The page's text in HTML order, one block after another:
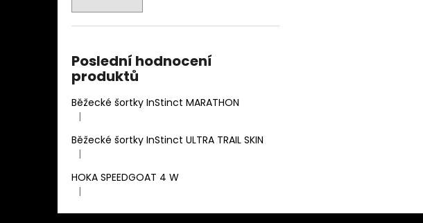
Poslední hodnocení
produktů
Běžecké šortky InStinct MARATHON
Hodnocení produktu je 4 z 5 hvězdiček.
|
Běžecké šortky InStinct ULTRA TRAIL SKIN
Hodnocení produktu je 5 z 5 hvězdiček.
|
HOKA SPEEDGOAT 4 W
Hodnocení produktu je 3 z 5 hvězdiček.
|